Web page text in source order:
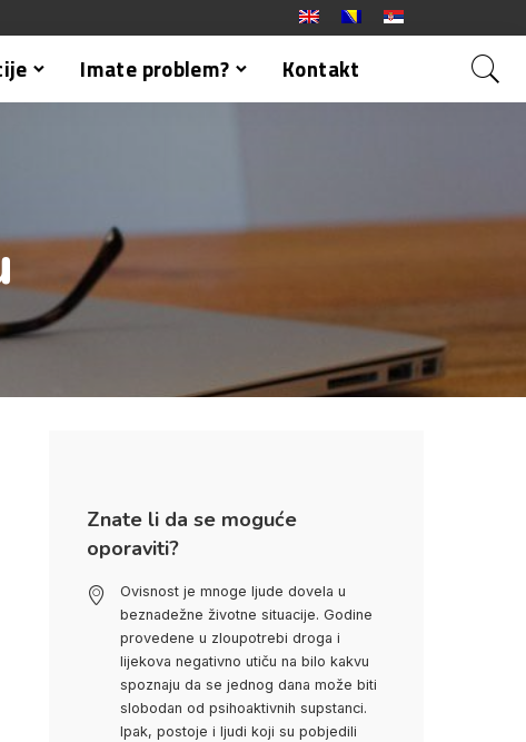
Imate problem? Kontakt
Znate li da se moguće
oporaviti?
Ovisnost je mnoge ljude dovela u
beznadežne životne situacije. Godine
provedene u zloupotrebi droga i
lijekova negativno utiču na bilo kakvu
spoznaju da se jednog dana može biti
slobodan od psihoaktivnih supstanci.
Ipak, postoje i ljudi koji su pobjedili